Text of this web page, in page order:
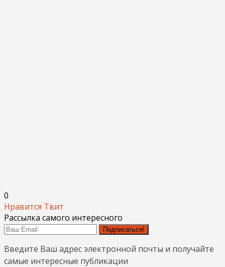
0
Нравится Твит
Рассылка самого интересного
Подписаться!
Введите Ваш адрес электронной почты и получайте
самые интересные публикации